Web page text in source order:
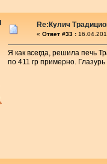
Re:Кулич
« Ответ #33 :
Я как всегда, решила печь
по 411 гр примерно.